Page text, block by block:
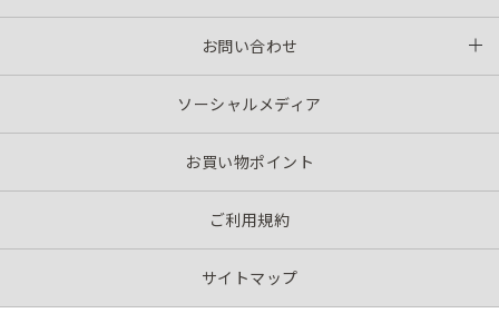
お問い合わせ
ソーシャルメディア
お買い物ポイント
ご利用規約
サイトマップ